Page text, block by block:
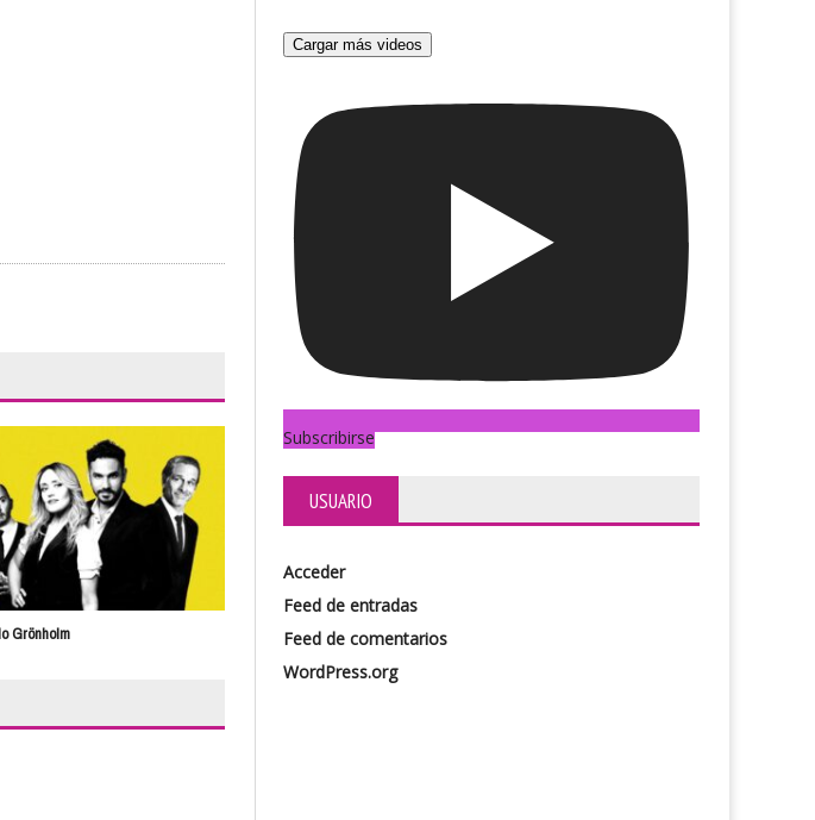
Grönholm
Cargar más videos
Subscribirse
USUARIO
Acceder
Feed de entradas
Feed de comentarios
WordPress.org